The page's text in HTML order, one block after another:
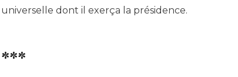
universelle dont il exerça la présidence.
***